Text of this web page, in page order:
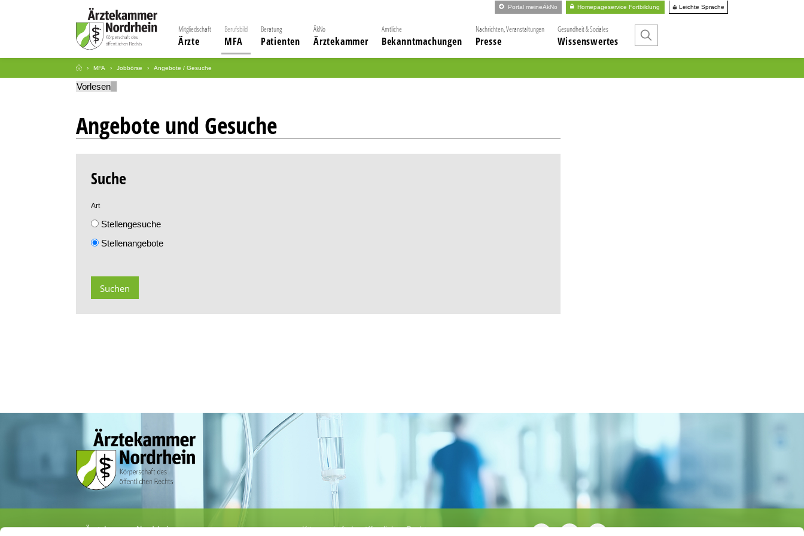
Portal meineÄkNo Homepageservice Fortbildung Leichte Sprache
Mitgliedschaft
Ärzte
Berufsbild
MFA
Beratung
Patienten
ÄkNo
Ärztekammer
Amtliche
Bekanntmachungen
Nachrichten, Veranstaltungen
Presse
Gesundheit & Soziales
Wissenswertes
MFA Jobbörse Angebote / Gesuche
Vorlesen
Angebote und Gesuche
Suche
Art
Stellengesuche
Stellenangebote
Ärztekammer Nordrhein Körperschaft des öffentlichen Rechts